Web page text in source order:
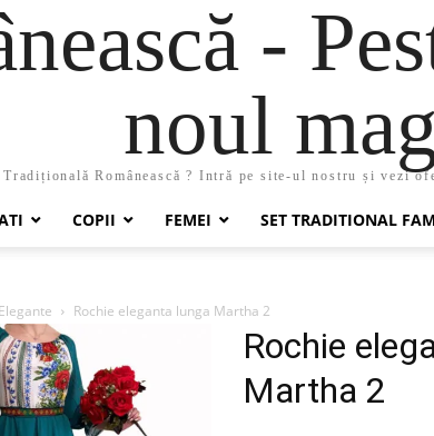
-
noul
Românească ? Intră pe site-ul nostru și vezi
COPII FEMEI SET TRADITIONAL
Rochie eleganta lunga Martha 2
Rochie
Martha 2